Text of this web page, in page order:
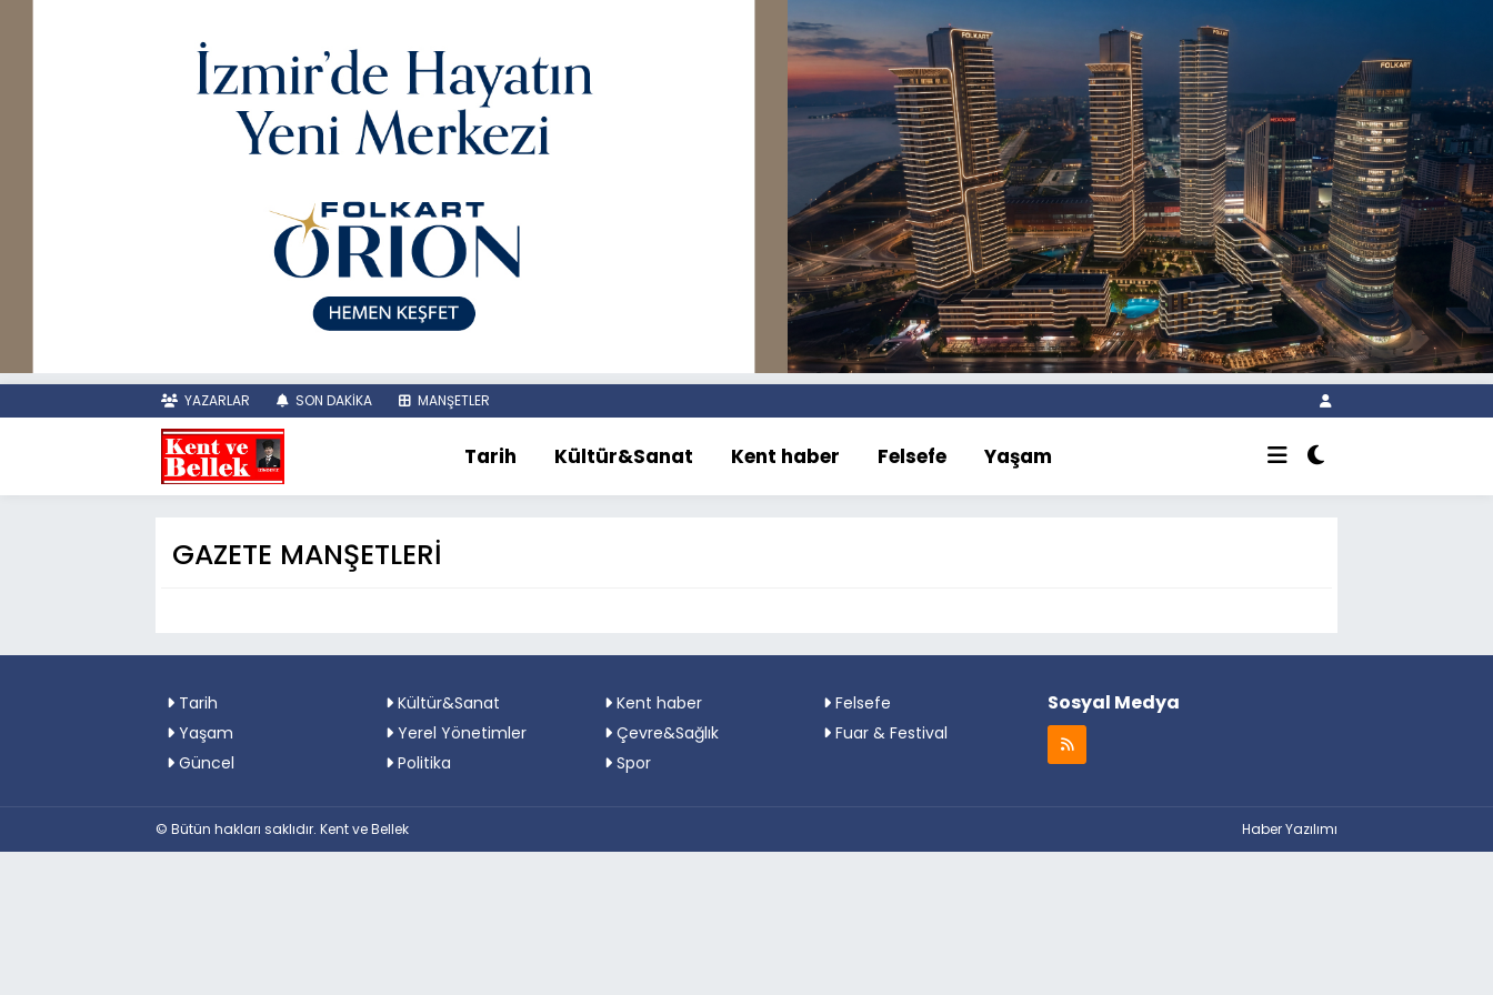
YAZARLAR SON DAKİKA MANŞETLER
Tarih Kültür&Sanat Kent haber Felsefe Yaşam
GAZETE MANŞETLERİ
Tarih Kültür&Sanat Kent haber
Felsefe
Yaşam
Yerel Yönetimler Çevre&Sağlık
Fuar & Festival
Güncel
Politika Spor
Sosyal Medya
© Bütün hakları saklıdır. Kent ve Bellek Haber Yazılımı